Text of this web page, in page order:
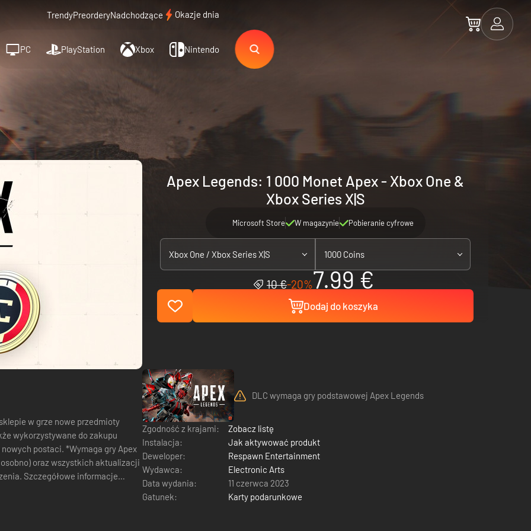
TrendyPreorderyNadchodzące Okazje dnia
PC PlayStation Xbox Nintendo
Apex Legends: 1 000 Monet Apex - Xbox One &
Xbox Series X|S
Microsoft Store W magazynie Pobieranie cyfrowe
Xbox One / Xbox Series X|S 1000 Coins
10 €-20%7.99 €
Dodaj do koszyka
*Wymaga gry Apex
oraz wszystkich aktualizacji
Szczegółowe informacje
DLC wymaga gry podstawowej Apex Legends
Zgodność z krajami:
Zobacz listę
Instalacja:
Jak aktywować produkt
Deweloper:
Respawn Entertainment
Wydawca:
Electronic Arts
Data wydania:
11 czerwca 2023
Gatunek:
Karty podarunkowe